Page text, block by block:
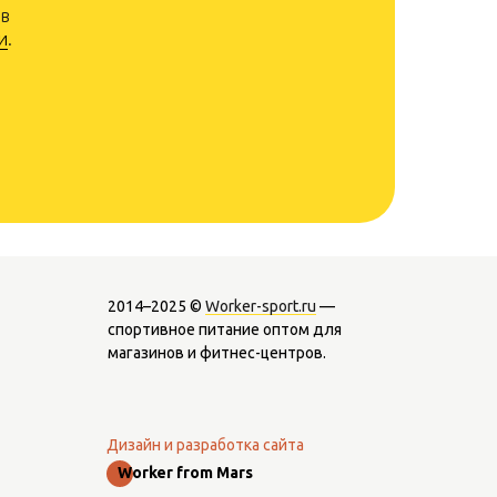
.
2014–2025 © Worker-sport.ru —
спортивное питание оптом для
магазинов и фитнес-центров.
Дизайн и разработка сайта
Worker from Mars